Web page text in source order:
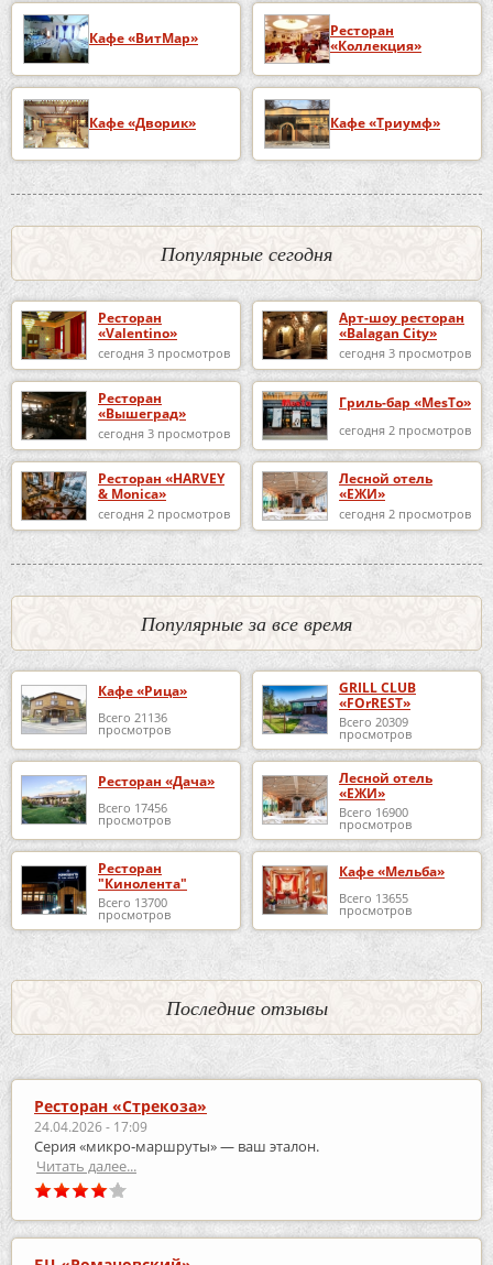
Кафе «ВитМар»
Ресторан
«Коллекция»
Кафе «Дворик» Кафе «Триумф»
Популярные сегодня
Ресторан
«Valentino»
сегодня 3 просмотров
Арт-шоу ресторан
«Balagan City»
сегодня 3 просмотров
Ресторан
«Вышеград»
сегодня 3 просмотров
Гриль-бар «MesTo»
сегодня 2 просмотров
Ресторан «HARVEY
& Monica»
сегодня 2 просмотров
Лесной отель
«ЕЖИ»
сегодня 2 просмотров
Популярные за все время
Кафе «Рица»
Всего 21136
просмотров
GRILL CLUB
«FOrREST»
Всего 20309
просмотров
Ресторан «Дача»
Всего 17456
просмотров
Лесной отель
«ЕЖИ»
Всего 16900
просмотров
Ресторан
"Кинолента"
Всего 13700
просмотров
Кафе «Мельба»
Всего 13655
просмотров
Последние отзывы
Ресторан «Стрекоза»
24.04.2026 - 17:09
Серия «микро‑маршруты» — ваш эталон.
Читать далее...